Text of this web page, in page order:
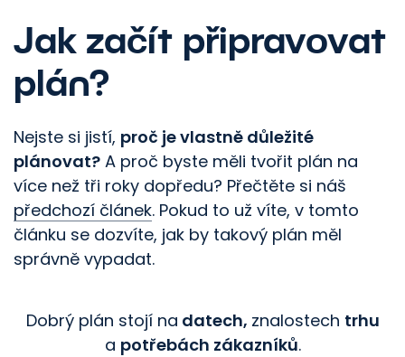
Jak začít připravovat
plán?
Nejste si jistí, proč je vlastně důležité
plánovat? A proč byste měli tvořit plán na
více než tři roky dopředu? Přečtěte si náš
předchozí článek. Pokud to už víte, v tomto
článku se dozvíte, jak by takový plán měl
správně vypadat.
Dobrý plán stojí na datech, znalostech trhu
a potřebách zákazníků.